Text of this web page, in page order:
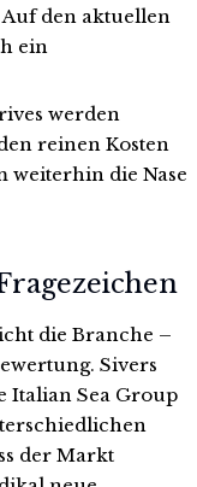
den aktuellen
ein
werden
reinen Kosten
weiterhin die Nase
die Branche –
Sivers
Italian Sea Group
der Markt